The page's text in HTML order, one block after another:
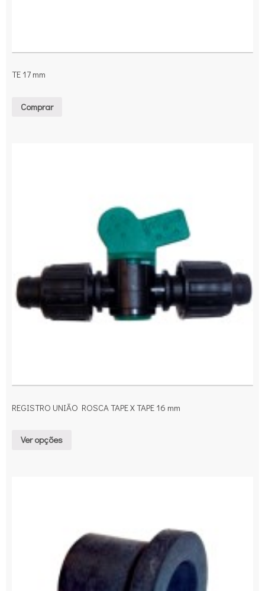
TE 17 mm
Comprar
REGISTRO UNIÃO ROSCA TAPE X TAPE 16 mm
Ver opções